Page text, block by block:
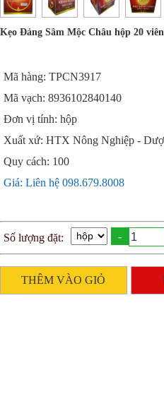
Kẹo Đảng Sâm Mộc Châu hộp 20 viên
Mã hàng: TPCN3917
Mã vạch: 8936102840140
Đơn vị tính: hộp
Xuất xứ: HTX Nông Nghiệp -
Quy cách: 100
Giá: Liên hệ 098.679.8008
Số lượng đặt: -
THÊM VÀO GIỎ